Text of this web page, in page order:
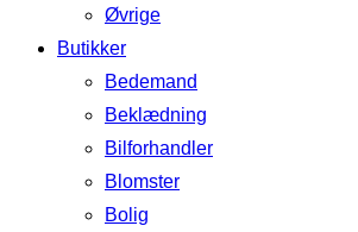
Øvrige
Butikker
Bedemand
Beklædning
Bilforhandler
Blomster
Bolig